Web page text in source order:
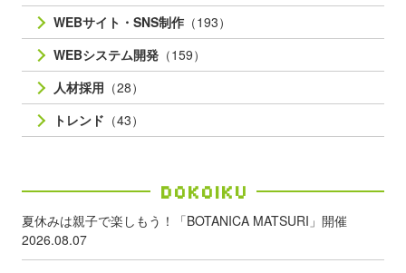
WEBサイト・SNS制作 （193）
WEBシステム開発 （159）
人材採用 （28）
トレンド （43）
Dokoiku
夏休みは親子で楽しもう！「BOTANICA MATSURI」開催
2026.08.07